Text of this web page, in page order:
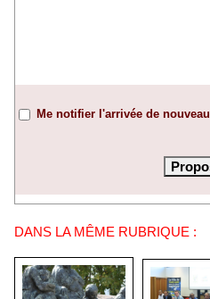
Me notifier l'arrivée de
DANS LA MÊME RUBRIQUE :